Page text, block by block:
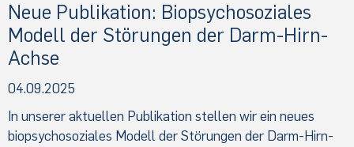
Neue Publikation: Biopsychosoziales
Modell der Störungen der Darm-Hirn-
Achse
04.09.2025
In unserer aktuellen Publikation stellen wir ein neues
biopsychosoziales Modell der Störungen der Darm-Hirn-